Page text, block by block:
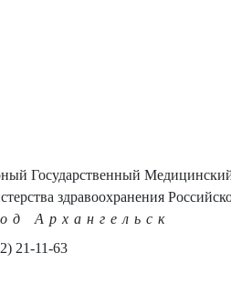
Государственный
здравоохранения
Архангельск
21-11-63